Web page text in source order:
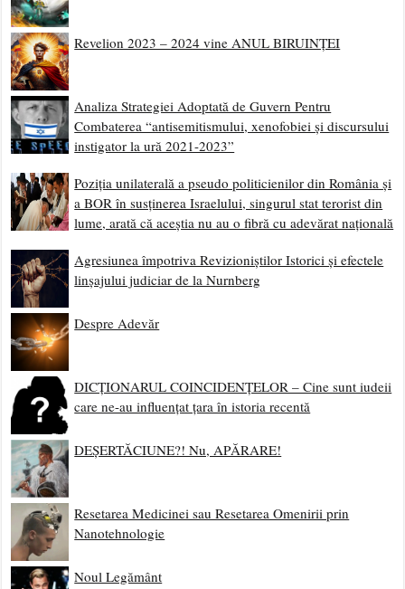
Revelion 2023 – 2024 vine ANUL BIRUINȚEI
Analiza Strategiei Adoptată de Guvern Pentru
Combaterea “antisemitismului, xenofobiei și discursului
instigator la ură 2021-2023”
Poziția unilaterală a pseudo politicienilor din România și
a BOR în susținerea Israelului, singurul stat terorist din
lume, arată că aceștia nu au o fibră cu adevărat națională
Agresiunea împotriva Revizioniștilor Istorici și efectele
linșajului judiciar de la Nurnberg
Despre Adevăr
DICȚIONARUL COINCIDENȚELOR – Cine sunt iudeii
care ne-au influențat țara în istoria recentă
DEȘERTĂCIUNE?! Nu, APĂRARE!
Resetarea Medicinei sau Resetarea Omenirii prin
Nanotehnologie
Noul Legământ